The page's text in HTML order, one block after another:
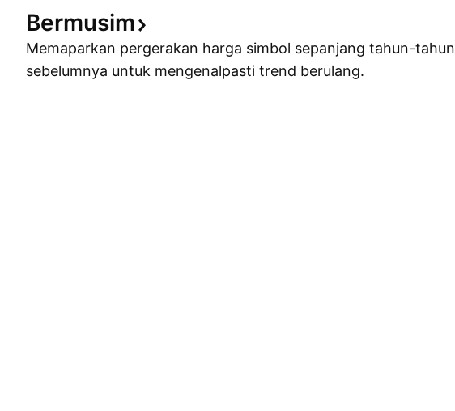
Bermusim
Memaparkan pergerakan harga simbol sepanjang tahun-tahun
sebelumnya untuk mengenalpasti trend berulang.